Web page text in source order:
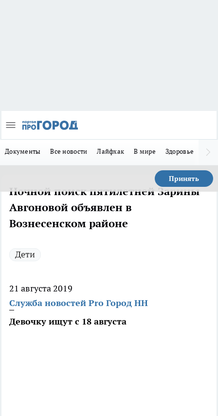
Документы Все новости Лайфхак В мире Здоровье
Принять
Ночной поиск пятилетней Зарины
Авгоновой объявлен в
Вознесенском районе
Дети
21 августа 2019
Служба новостей Pro Город НН
Девочку ищут с 18 августа